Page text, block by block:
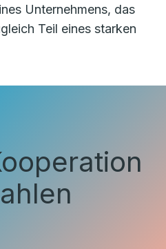
Unternehmens, das
Teil eines starken